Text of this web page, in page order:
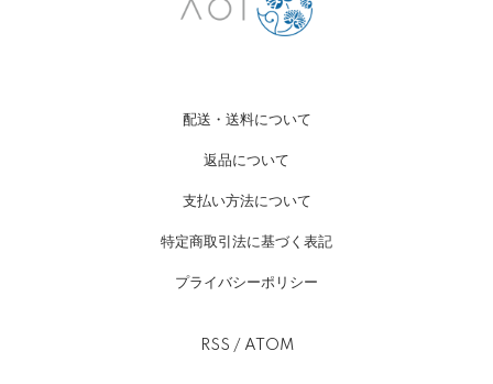
配送・送料について
返品について
支払い方法について
特定商取引法に基づく表記
プライバシーポリシー
RSS / ATOM